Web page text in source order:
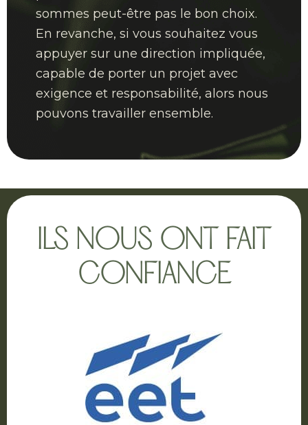
sommes peut-être pas le bon choix.
En revanche, si vous souhaitez vous
appuyer sur une direction impliquée,
capable de porter un projet avec
exigence et responsabilité, alors nous
pouvons travailler ensemble.
ILS NOUS ONT FAIT
CONFIANCE